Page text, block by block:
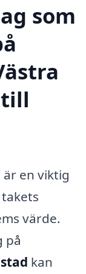
som
en viktig
värde.
på
kan